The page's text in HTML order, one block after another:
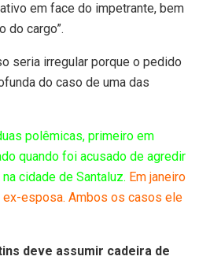
em face do impetrante, bem
do cargo”.
seria irregular porque o pedido
do caso de uma das
polêmicas, primeiro em
quando foi acusado de agredir
cidade de Santaluz. Em janeiro
esposa. Ambos os casos ele
deve assumir cadeira de